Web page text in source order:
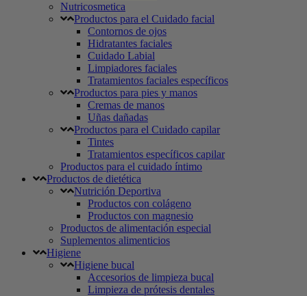
Nutricosmetica
Productos para el Cuidado facial
Contornos de ojos
Hidratantes faciales
Cuidado Labial
Limpiadores faciales
Tratamientos faciales específicos
Productos para pies y manos
Cremas de manos
Uñas dañadas
Productos para el Cuidado capilar
Tintes
Tratamientos específicos capilar
Productos para el cuidado íntimo
Productos de dietética
Nutrición Deportiva
Productos con colágeno
Productos con magnesio
Productos de alimentación especial
Suplementos alimenticios
Higiene
Higiene bucal
Accesorios de limpieza bucal
Limpieza de prótesis dentales